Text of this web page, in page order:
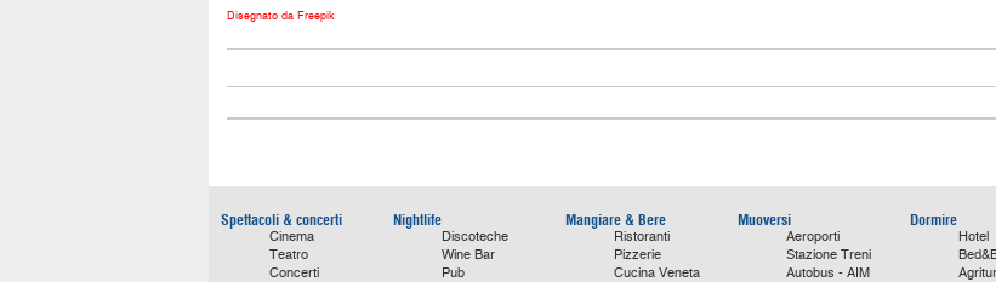
Disegnato da Freepik
Spettacoli & concerti
Cinema
Teatro
Concerti
Nightlife
Discoteche
Wine Bar
Pub
Mangiare & Bere
Ristoranti
Pizzerie
Cucina Veneta
Muoversi
Aeroporti
Stazione Treni
Autobus - AIM
Dormire
Hotel